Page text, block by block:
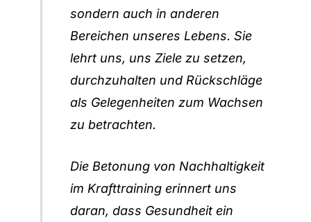
sondern auch in anderen
Bereichen unseres Lebens. Sie
lehrt uns, uns Ziele zu setzen,
durchzuhalten und Rückschläge
als Gelegenheiten zum Wachsen
zu betrachten.
Die Betonung von Nachhaltigkeit
im Krafttraining erinnert uns
daran, dass Gesundheit ein